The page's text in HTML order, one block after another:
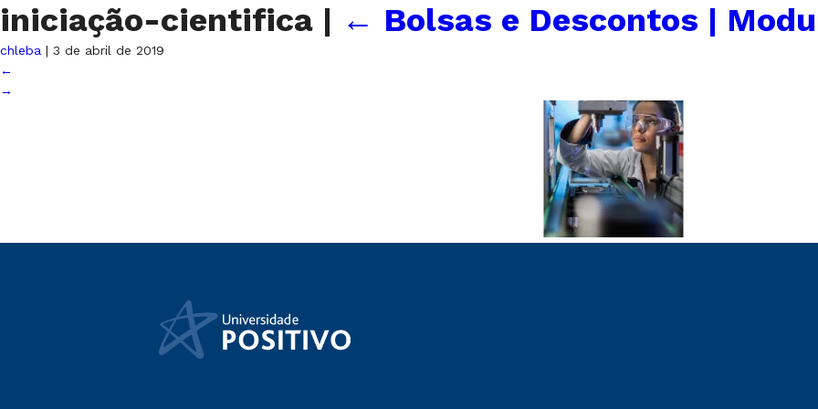
iniciação-cientifica | ← Bolsas e Descontos |
chleba | 3 de abril de 2019
←
→